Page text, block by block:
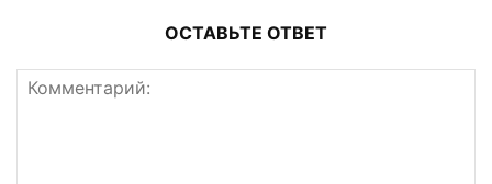
ОСТАВЬТЕ ОТВЕТ